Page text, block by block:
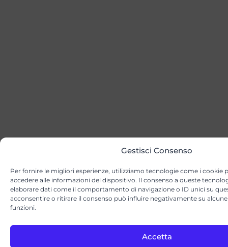
Gestisci Consenso
Per fornire le migliori esperienze, utilizziamo tecnologie come i cookie
accedere alle informazioni del dispositivo. Il consenso a queste
elaborare dati come il comportamento di navigazione o ID unici su
acconsentire o ritirare il consenso può influire negativamente su
funzioni.
Accetta